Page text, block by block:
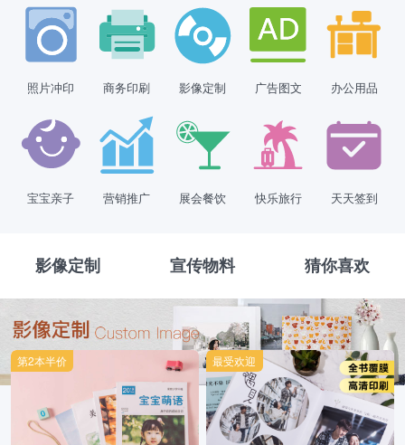
照片冲印 商务印刷 影像定制 广告图文 办公用品
宝宝亲子 营销推广 展会餐饮 快乐旅行 天天签到
影像定制 宣传物料 猜你喜欢
第2本半价 最受欢迎